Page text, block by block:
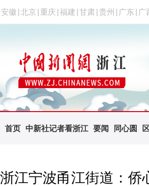
安徽 北京 重庆 福建 甘肃 贵州 广东 广
首页 中新社记者看浙江 要闻 同心圆
浙江宁波甬江街道：侨